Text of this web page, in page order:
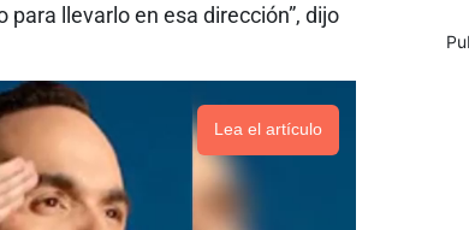
llevarlo en esa dirección”, dijo
Lea el artículo